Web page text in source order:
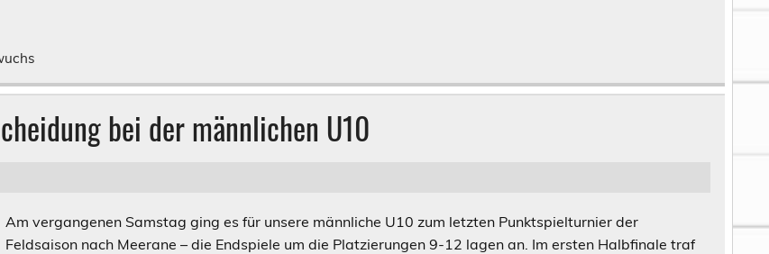
bei der männlichen U10
Am vergangenen Samstag ging es für unsere männliche U10 zum letzten Punktspielturnier der
Feldsaison nach Meerane – die Endspiele um die Platzierungen 9-12 lagen an. Im ersten Halbfinale traf